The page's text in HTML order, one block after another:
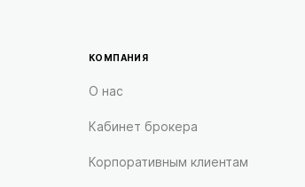
КОМПАНИЯ
О нас
Кабинет брокера
Корпоративным клиентам